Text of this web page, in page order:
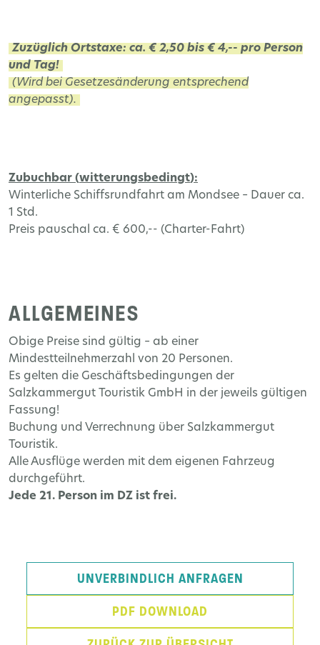
Zuzüglich Ortstaxe: ca. € 2,50 bis € 4,-- pro Person
und Tag!
(Wird bei Gesetzesänderung entsprechend
angepasst).
Zubuchbar (witterungsbedingt):
Winterliche Schiffsrundfahrt am Mondsee – Dauer ca.
1 Std .
Preis pauschal ca. € 600,-- (Charter- Fahrt)
ALLGEMEINES
Obige Preise sind gültig – ab einer
Mindestteilnehmerzahl von 20 Personen.
Es gelten die Geschäftsbedingungen der
Salzkammergut Touristik GmbH in der jeweils gültigen
Fassung!
Buchung und Verrechnung über Salzkammergut
Touristik.
Alle Ausflüge werden mit dem eigenen Fahrzeug
durchgeführt.
Jede 21. Person im DZ ist frei.
UNVERBINDLICH ANFRAGEN
PDF DOWNLOAD